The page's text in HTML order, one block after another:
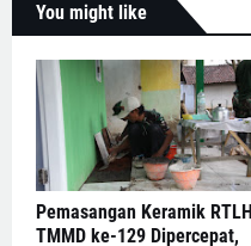
You might like
Pemasangan Keramik RTLH
TMMD ke-129 Dipercepat,